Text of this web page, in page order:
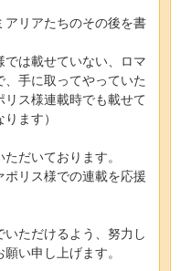
アリアたちのその後を書
では載せていない、ロマ
手に取ってやっていた
ス様連載時でも載せて
ます）
だいております。
ポリス様での連載を応援
ただけるよう、努力し
い申し上げます。